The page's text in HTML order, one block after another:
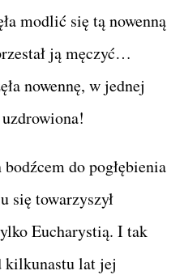
modlić się tą nowenną
ją męczyć…
nowennę, w jednej
do pogłębienia
się towarzyszył
Eucharystią. I tak
kilkunastu lat jej